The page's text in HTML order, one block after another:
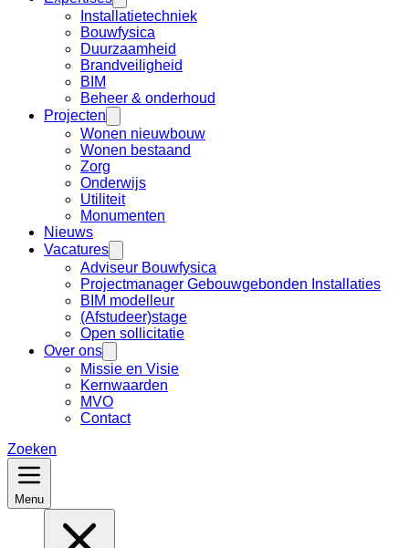
Installatietechniek
Bouwfysica
Duurzaamheid
Brandveiligheid
BIM
Beheer & onderhoud
Projecten
Wonen nieuwbouw
Wonen bestaand
Zorg
Onderwijs
Utiliteit
Monumenten
Nieuws
Vacatures
Adviseur Bouwfysica
Projectmanager Gebouwgebonden Installaties
BIM modelleur
(Afstudeer)stage
Open sollicitatie
Over ons
Missie en Visie
Kernwaarden
MVO
Contact
Zoeken
Menu